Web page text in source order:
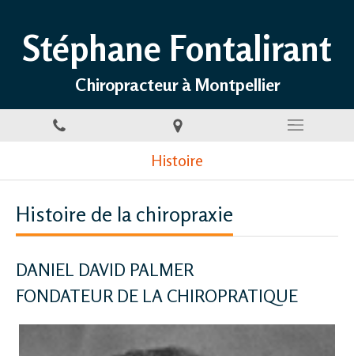
Stéphane Fontalirant
Chiropracteur à Montpellier
Histoire
Histoire de la chiropraxie
DANIEL DAVID PALMER
FONDATEUR DE LA CHIROPRATIQUE